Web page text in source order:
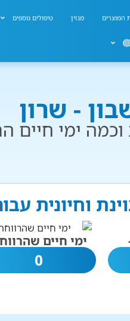
המוצרים מגזין טיפולים נוספים
- שרון
ימי חיים
וחיונית
ימי חיים
0